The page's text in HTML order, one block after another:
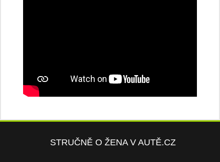
STRUČNĚ O ŽENA V AUTĚ.CZ